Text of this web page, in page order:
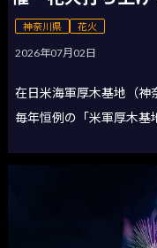
神奈川県 花火
2026年07月02日
在日米海軍厚木基地（神
毎年恒例の「米軍厚木基